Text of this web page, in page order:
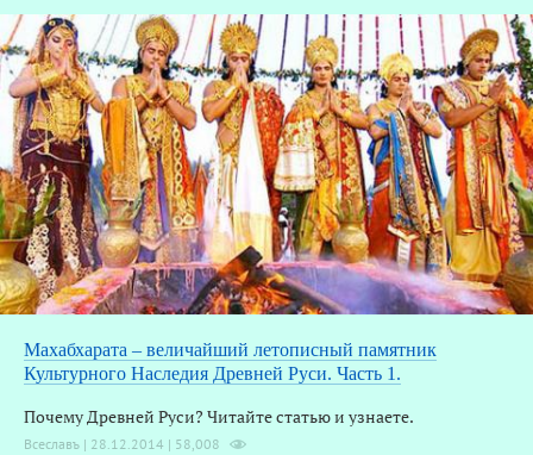
Махабхарата – величайший летописный памятник
Культурного Наследия Древней Руси. Часть 1.
Почему Древней Руси? Читайте статью и узнаете.
Всеславъ | 28.12.2014 | 58,008